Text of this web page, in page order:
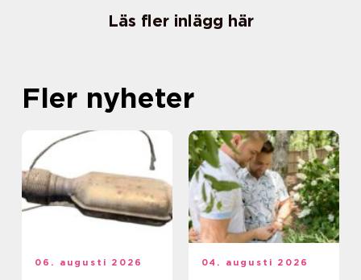
Läs fler inlägg här
Fler nyheter
06. augusti 2026 04. augusti 2026